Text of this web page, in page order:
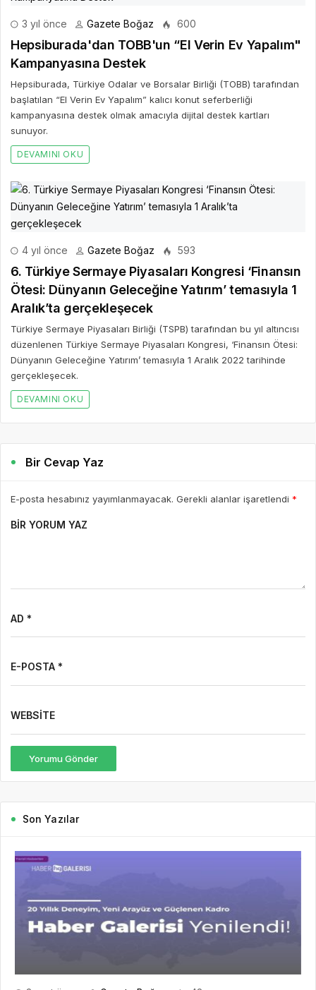
3 yıl önce Gazete Boğaz 600
Hepsiburada'dan TOBB'un “El Verin Ev Yapalım"
Kampanyasına Destek
Hepsiburada, Türkiye Odalar ve Borsalar Birliği (TOBB) tarafından
başlatılan “El Verin Ev Yapalım” kalıcı konut seferberliği
kampanyasına destek olmak amacıyla dijital destek kartları
sunuyor.
DEVAMINI OKU
4 yıl önce Gazete Boğaz 593
6. Türkiye Sermaye Piyasaları Kongresi ‘Finansın
Ötesi: Dünyanın Geleceğine Yatırım’ temasıyla 1
Aralık’ta gerçekleşecek
Türkiye Sermaye Piyasaları Birliği (TSPB) tarafından bu yıl altıncısı
düzenlenen Türkiye Sermaye Piyasaları Kongresi, ‘Finansın Ötesi:
Dünyanın Geleceğine Yatırım’ temasıyla 1 Aralık 2022 tarihinde
gerçekleşecek.
DEVAMINI OKU
Bir Cevap Yaz
E-posta hesabınız yayımlanmayacak. Gerekli alanlar işaretlendi *
BIR YORUM YAZ
AD *
E-POSTA *
WEBSITE
Yorumu Gönder
Son Yazılar